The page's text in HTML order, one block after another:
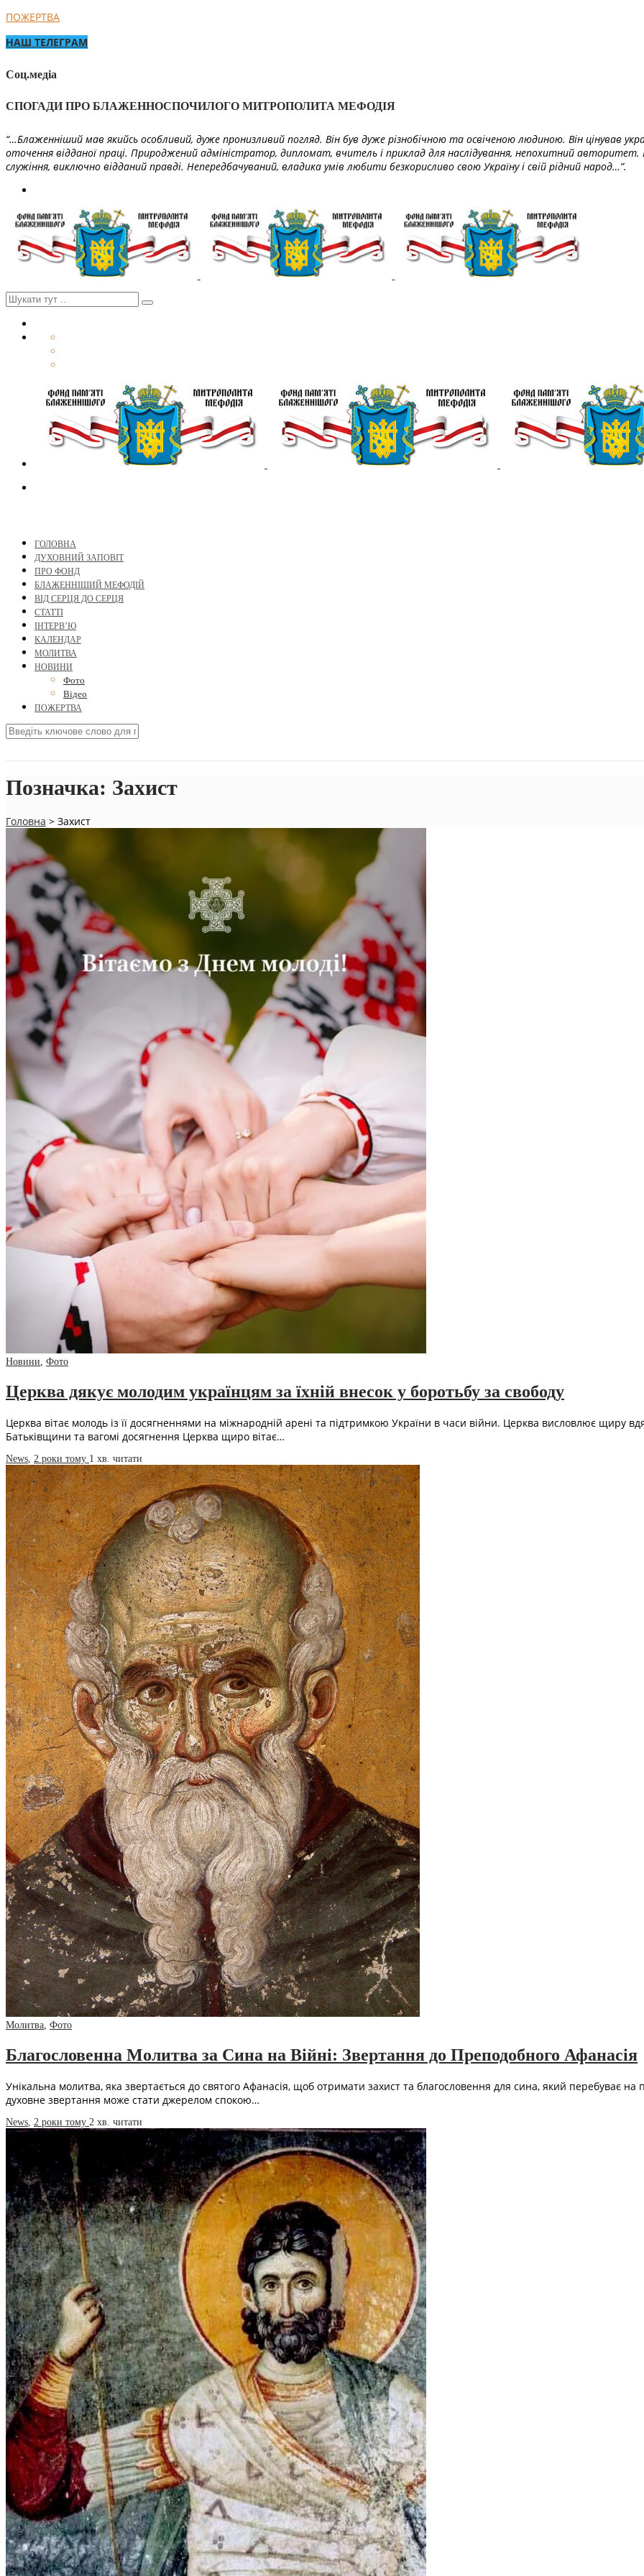
ПОЖЕРТВА
НАШ ТЕЛЕГРАМ
Соц.медіа
СПОГАДИ ПРО БЛАЖЕННОСПОЧИЛОГО МИТРОПОЛИТА МЕФОДІЯ
“…Блаженніший мав якийсь особливий, дуже пронизливий погляд. Він був дуже різнобічною та освіченою людиною. Він цінував
оточення відданої праці. Природжений адміністратор, дипломат, вчитель і приклад для наслідування, непохитний
служіння, виключно відданий правді. Непередбачуваний, владика умів любити безкорисливо свою Україну і свій рідний народ…”.
ГОЛОВНА
ДУХОВНИЙ ЗАПОВІТ
ПРО ФОНД
БЛАЖЕННІШИЙ МЕФОДІЙ
ВІД СЕРЦЯ ДО СЕРЦЯ
СТАТТІ
ІНТЕРВ’Ю
КАЛЕНДАР
МОЛИТВА
НОВИНИ
Фото
Відео
ПОЖЕРТВА
Позначка: Захист
Головна > Захист
Новини, Фото
Церква дякує молодим українцям за їхній внесок у боротьбу за свободу
Церква вітає молодь із її досягненнями на міжнародній арені та підтримкою України в часи війни. Церква висловлює щиру
Батьківщини та вагомі досягнення Церква щиро вітає…
News, 2 роки тому 1 хв. читати
Молитва, Фото
Благословенна Молитва за Сина на Війні: Звертання до Преподобного Афанасія
Унікальна молитва, яка звертається до святого Афанасія, щоб отримати захист та благословення для сина, який перебуває на
духовне звертання може стати джерелом спокою…
News 2 роки тому 2 хв. читати